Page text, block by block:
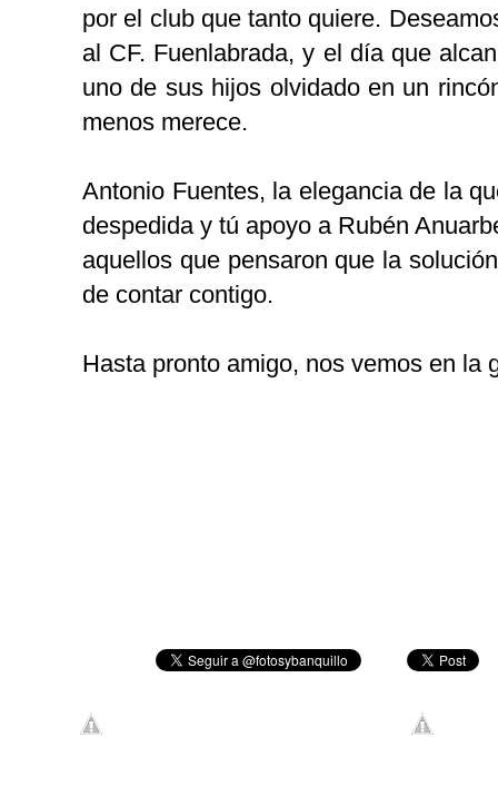
por el club que tanto quiere.
al CF. Fuenlabrada, y el día que
uno de sus hijos olvidado en un
menos merece.
Antonio Fuentes, la elegancia de la
despedida y tú apoyo a Rubén
aquellos que pensaron que la
de contar contigo.
Hasta pronto amigo, nos vemos en la